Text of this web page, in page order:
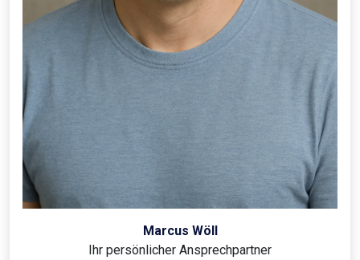
Marcus Wöll
Ihr persönlicher Ansprechpartner